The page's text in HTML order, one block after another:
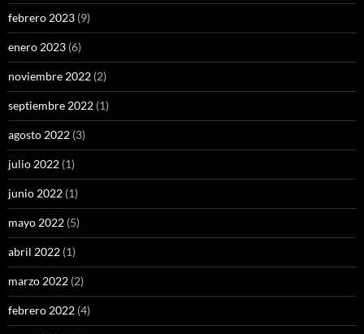
febrero 2023 (9)
enero 2023 (6)
noviembre 2022 (2)
septiembre 2022 (1)
agosto 2022 (3)
julio 2022 (1)
junio 2022 (1)
mayo 2022 (5)
abril 2022 (1)
marzo 2022 (2)
febrero 2022 (4)